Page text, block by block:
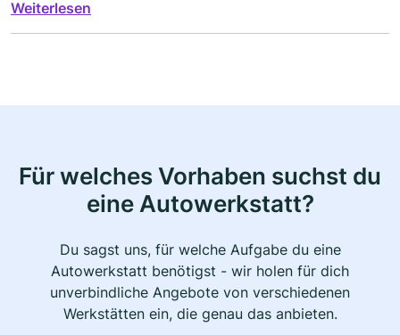
Waiblingen zur Fa.Hartmann kann ich nur
weiterempfehlen.Motor -Laufkultur sowie Leistung
Bemühungen.W.Buchner
Weiterlesen
Für welches Vorhaben suchst du
eine Autowerkstatt?
Du sagst uns, für welche Aufgabe du eine
Autowerkstatt benötigst - wir holen für dich
unverbindliche Angebote von verschiedenen
Werkstätten ein, die genau das anbieten.